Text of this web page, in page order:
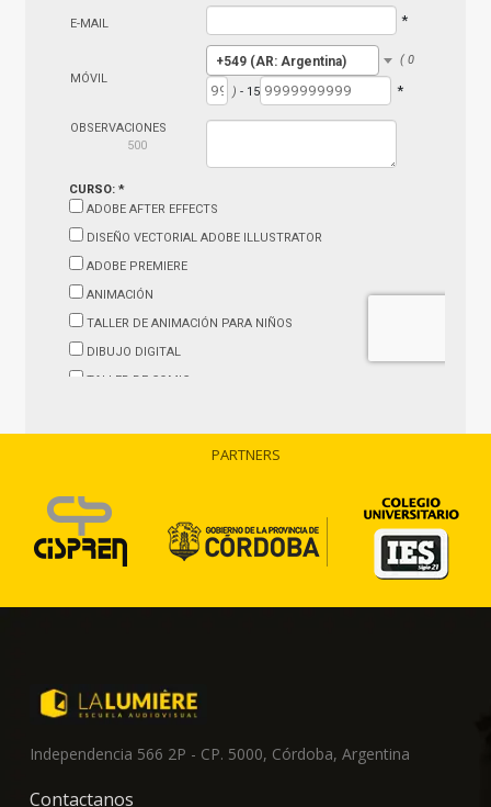
PARTNERS
Independencia 566 2P - CP. 5000, Córdoba, Argentina
Contactanos